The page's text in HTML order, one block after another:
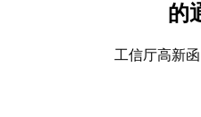
的
工信厅高新